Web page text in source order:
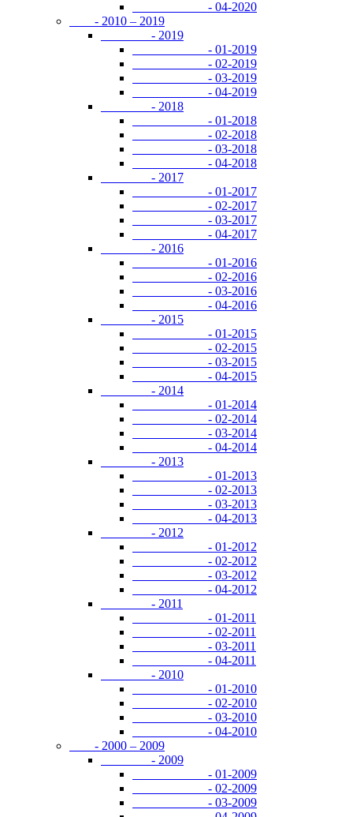
- 04-2020
- 2010 – 2019
- 2019
- 01-2019
- 02-2019
- 03-2019
- 04-2019
- 2018
- 01-2018
- 02-2018
- 03-2018
- 04-2018
- 2017
- 01-2017
- 02-2017
- 03-2017
- 04-2017
- 2016
- 01-2016
- 02-2016
- 03-2016
- 04-2016
- 2015
- 01-2015
- 02-2015
- 03-2015
- 04-2015
- 2014
- 01-2014
- 02-2014
- 03-2014
- 04-2014
- 2013
- 01-2013
- 02-2013
- 03-2013
- 04-2013
- 2012
- 01-2012
- 02-2012
- 03-2012
- 04-2012
- 2011
- 01-2011
- 02-2011
- 03-2011
- 04-2011
- 2010
- 01-2010
- 02-2010
- 03-2010
- 04-2010
- 2000 – 2009
- 2009
- 01-2009
- 02-2009
- 03-2009